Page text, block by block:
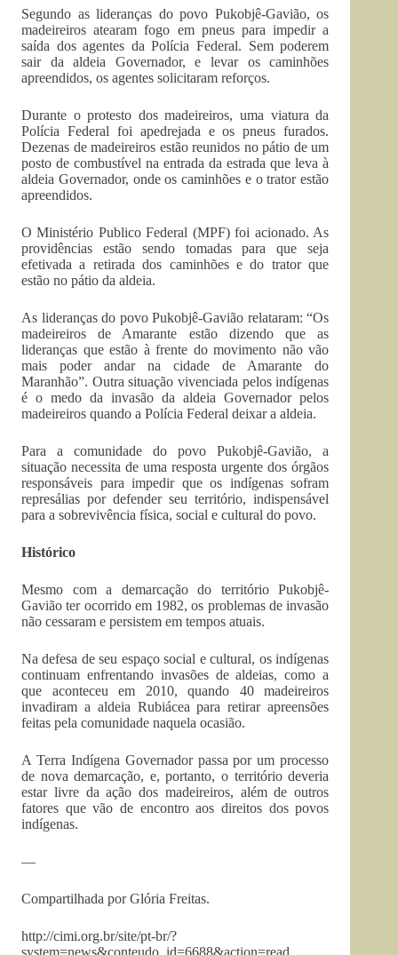
Segundo as lideranças do povo Pukobjê-Gavião, os
madeireiros atearam fogo em pneus para impedir a
saída dos agentes da Polícia Federal. Sem poderem
sair da aldeia Governador, e levar os caminhões
apreendidos, os agentes solicitaram reforços.
Durante o protesto dos madeireiros, uma viatura da
Polícia Federal foi apedrejada e os pneus furados.
Dezenas de madeireiros estão reunidos no pátio de um
posto de combustível na entrada da estrada que leva à
aldeia Governador, onde os caminhões e o trator estão
apreendidos.
O Ministério Publico Federal (MPF) foi acionado. As
providências estão sendo tomadas para que seja
efetivada a retirada dos caminhões e do trator que
estão no pátio da aldeia.
As lideranças do povo Pukobjê-Gavião relataram: “Os
madeireiros de Amarante estão dizendo que as
lideranças que estão à frente do movimento não vão
mais poder andar na cidade de Amarante do
Maranhão”. Outra situação vivenciada pelos indígenas
é o medo da invasão da aldeia Governador pelos
madeireiros quando a Polícia Federal deixar a aldeia.
Para a comunidade do povo Pukobjê-Gavião, a
situação necessita de uma resposta urgente dos órgãos
responsáveis para impedir que os indígenas sofram
represálias por defender seu território, indispensável
para a sobrevivência física, social e cultural do povo.
Histórico
Mesmo com a demarcação do território Pukobjê-
Gavião ter ocorrido em 1982, os problemas de invasão
não cessaram e persistem em tempos atuais.
Na defesa de seu espaço social e cultural, os indígenas
continuam enfrentando invasões de aldeias, como a
que aconteceu em 2010, quando 40 madeireiros
invadiram a aldeia Rubiácea para retirar apreensões
feitas pela comunidade naquela ocasião.
A Terra Indígena Governador passa por um processo
de nova demarcação, e, portanto, o território deveria
estar livre da ação dos madeireiros, além de outros
fatores que vão de encontro aos direitos dos povos
indígenas.
—
Compartilhada por Glória Freitas.
http://cimi.org.br/site/pt-br/?
system=news&conteudo_id=6688&action=read